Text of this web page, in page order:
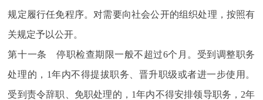
规定履行任免程序。对需要向社会公开的组织处理，按照有
关规定予以公开。
第十一条 停职检查期限一般不超过6个月。受到调整职务
处理的，1年内不得提拔职务、晋升职级或者进一步使用。
受到责令辞职、免职处理的，1年内不得安排领导职务，2年